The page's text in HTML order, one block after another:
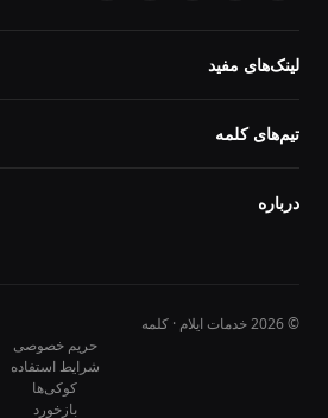
لینک‌های مفید
تیم‌های کلمه
درباره
© 2026 خدمات ایلام · کلمه
حریم خصوصی
شرایط استفاده
کوکی‌ها
بازخورد
10